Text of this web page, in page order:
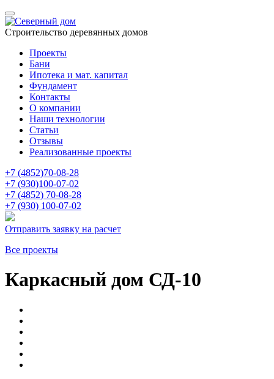
Строительство деревянных домов
Проекты
Бани
Ипотека и мат. капитал
Фундамент
Контакты
О компании
Наши технологии
Статьи
Отзывы
Реализованные проекты
+7 (4852)70-08-28
+7 (930)100-07-02
+7 (4852) 70-08-28
+7 (930) 100-07-02
Отправить заявку на расчет
Все проекты
Каркасный дом СД-10